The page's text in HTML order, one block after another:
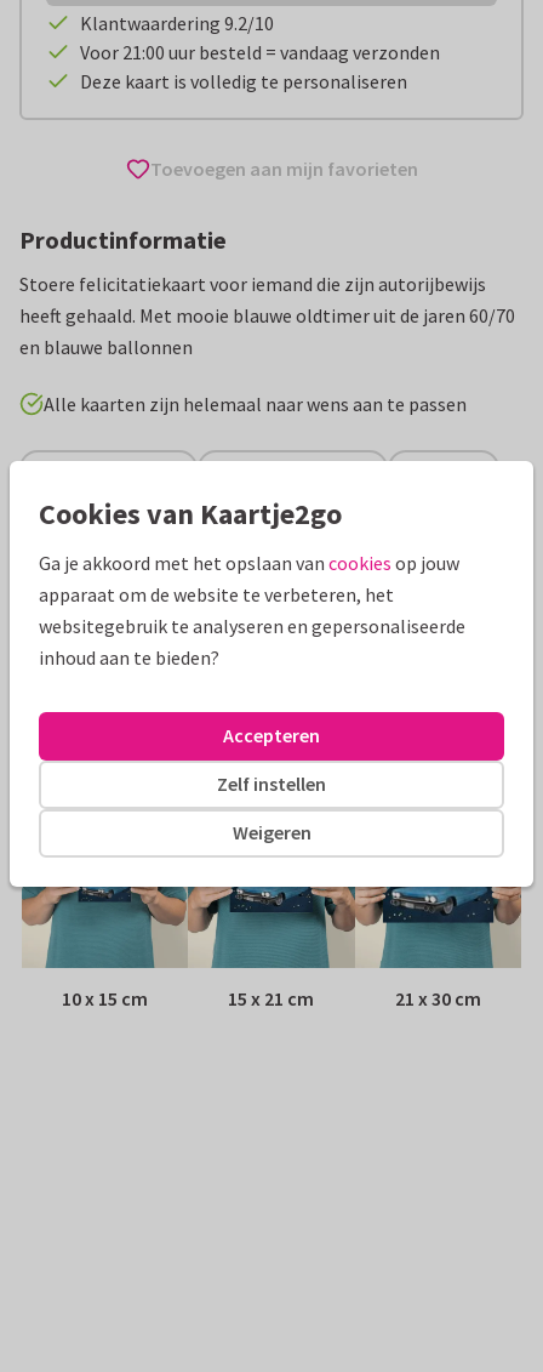
Klantwaardering 9.2/10
Voor 21:00 uur besteld = vandaag verzonden
Deze kaart is volledig te personaliseren
Toevoegen aan mijn favorieten
Productinformatie
Stoere felicitatiekaart voor iemand die zijn autorijbewijs
heeft gehaald. Met mooie blauwe oldtimer uit de jaren 60/70
en blauwe ballonnen
Alle kaarten zijn helemaal naar wens aan te passen
Geslaagd kaarten Paperhugs - by Lidy Rijbewijs
Papiersoort: Kies uit 6 luxe papiersoorten
Envelop: Witte vensterenvelop
Adres: Achterop de kaart
Formaten
10 x 15 cm 15 x 21 cm 21 x 30 cm
Cookies van Kaartje2go
Ga je akkoord met het opslaan van cookies op jouw
apparaat om de website te verbeteren, het
websitegebruik te analyseren en gepersonaliseerde
inhoud aan te bieden?
Weigeren
Zelf instellen
Accepteren